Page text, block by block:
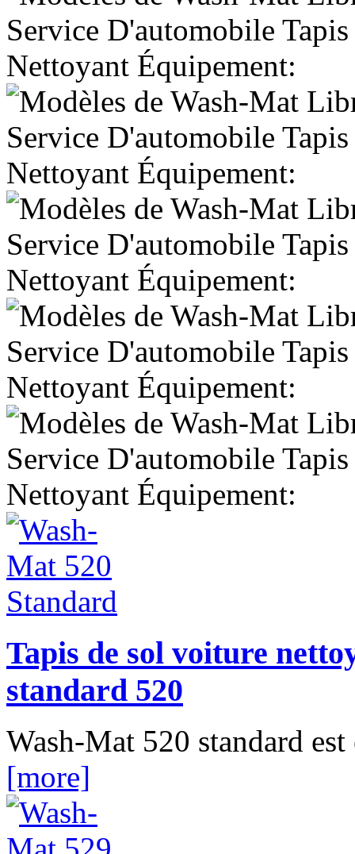
Tapis de sol voiture
standard 520
Wash-Mat 520 standard
[more]